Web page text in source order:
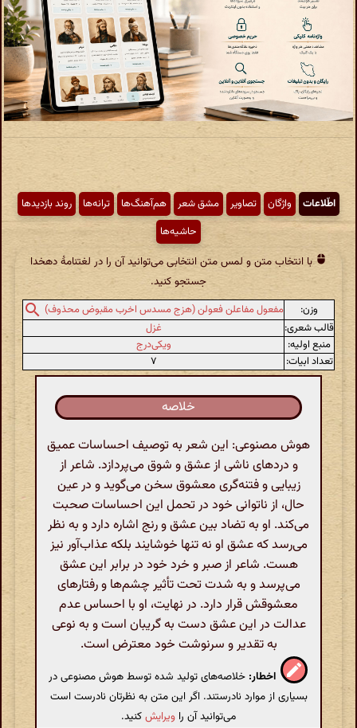
اطّلاعات واژگان تصاویر مشق شعر هم‌آهنگ‌ها ترانه‌ها
روند بازدیدها
حاشیه‌ها
با انتخاب متن و لمس متن انتخابی می‌توانید آن را در لغتنامهٔ دهخدا
جستجو کنید.
وزن:
مفعول مفاعلن فعولن (هزج مسدس اخرب مقبوض محذوف)
قالب شعری:
غزل
منبع اولیه:
ویکی‌درج
تعداد ابیات:
۷
خلاصه
هوش مصنوعی: این شعر به توصیف احساسات عمیق
و دردهای ناشی از عشق و شوق می‌پردازد. شاعر از
زیبایی و فتنه‌گری معشوق سخن می‌گوید و در عین
حال، از ناتوانی خود در تحمل این احساسات صحبت
می‌کند. او به تضاد بین عشق و رنج اشاره دارد و به نظر
می‌رسد که عشق او نه تنها خوشایند بلکه عذاب‌آور نیز
هست. شاعر از صبر و خرد خود در برابر این عشق
می‌پرسد و به شدت تحت تأثیر چشم‌ها و رفتارهای
معشوقش قرار دارد. در نهایت، او با احساس عدم
عدالت در این عشق دست به گریبان است و به نوعی
به تقدیر و سرنوشت خود معترض است.
اخطار: خلاصه‌های تولید شده توسط هوش مصنوعی در
بسیاری از موارد نادرستند. اگر این متن به نظرتان نادرست است
می‌توانید آن را ویرایشکنید.